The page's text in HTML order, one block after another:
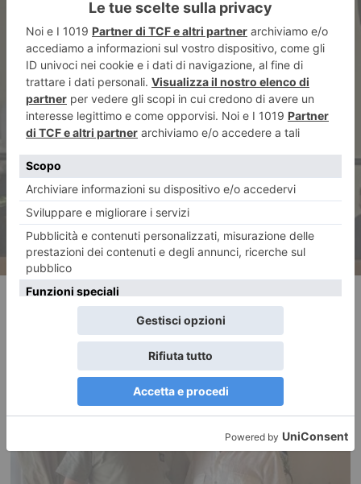
ARTICOLO SUCCESSIVO
Tasse: aumento della Tari a
Rivoli, il “No” di FdI
RECENTI: